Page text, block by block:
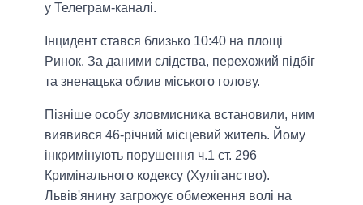
у Телеграм-каналі.
Інцидент стався близько 10:40 на площі
Ринок. За даними слідства, перехожий підбіг
та зненацька облив міського голову.
Пізніше особу зловмисника встановили, ним
виявився 46-річний місцевий житель. Йому
інкримінують порушення ч.1 ст. 296
Кримінального кодексу (Хуліганство).
Львів'янину загрожує обмеження волі на